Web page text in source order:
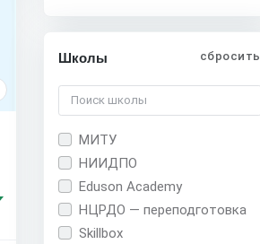
Школы сбросить
МИТУ
НИИДПО
Eduson Academy
НЦРДО — переподготовка
Skillbox